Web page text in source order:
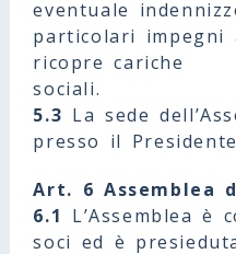
eventuale
particolari impegni
ricopre cariche
sociali.
5.3 La sede
presso il
Art. 6 Assemblea
6.1 L’Assemblea è
soci ed è